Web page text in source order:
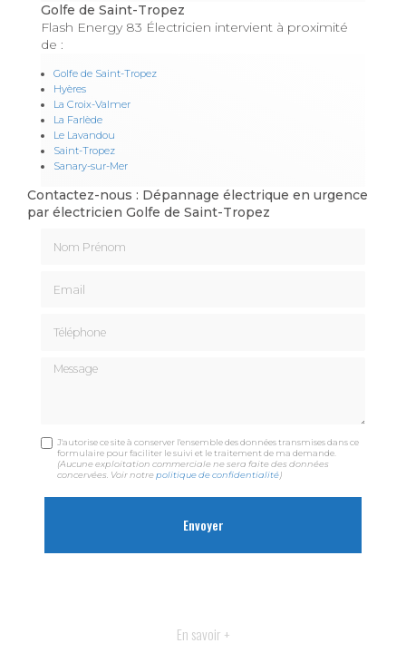
Golfe de Saint-Tropez
Flash Energy 83 Électricien intervient à proximité
de :
Golfe de Saint-Tropez
Hyères
La Croix-Valmer
La Farlède
Le Lavandou
Saint-Tropez
Sanary-sur-Mer
Contactez-nous : Dépannage électrique en urgence
par électricien Golfe de Saint-Tropez
Message
J'autorise ce site à conserver l'ensemble des données transmises dans ce
formulaire pour faciliter le suivi et le traitement de ma demande.
(Aucune exploitation commerciale ne sera faite des données
concervées. Voir notrepolitique de confidentialité)
En savoir +